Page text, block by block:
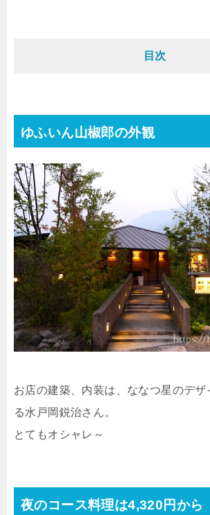
目次
ゆふいん山椒郎の外観
お店の建築、内装は、ななつ星のデザ
る水戸岡鋭治さん。
とてもオシャレ～
夜のコース料理は4,320円から